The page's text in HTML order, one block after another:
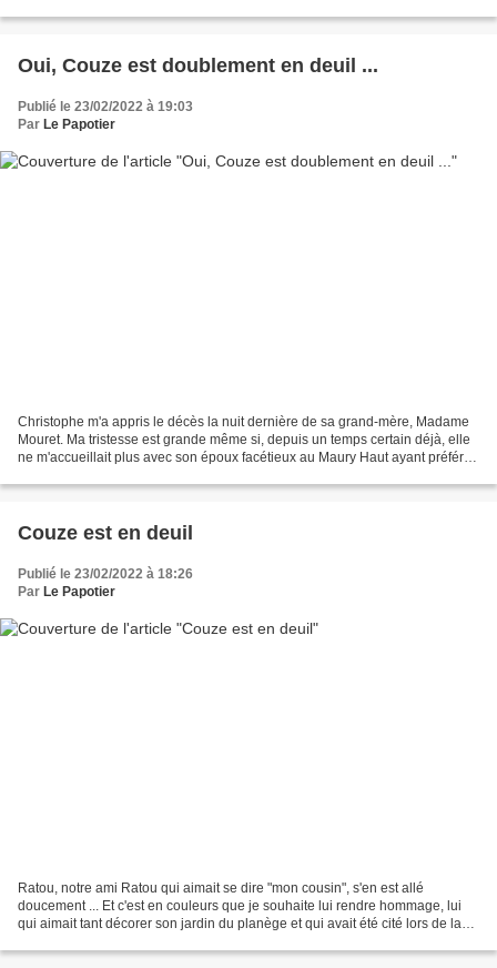
Oui, Couze est doublement en deuil ...
Publié le 23/02/2022 à 19:03
Par Le Papotier
Christophe m'a appris le décès la nuit dernière de sa grand-mère, Madame
Mouret. Ma tristesse est grande même si, depuis un temps certain déjà, elle
ne m'accueillait plus avec son époux facétieux au Maury Haut ayant préféré
Couze est en deuil
Publié le 23/02/2022 à 18:26
Par Le Papotier
Ratou, notre ami Ratou qui aimait se dire "mon cousin", s'en est allé
doucement ... Et c'est en couleurs que je souhaite lui rendre hommage, lui
qui aimait tant décorer son jardin du planège et qui avait été cité lors de la